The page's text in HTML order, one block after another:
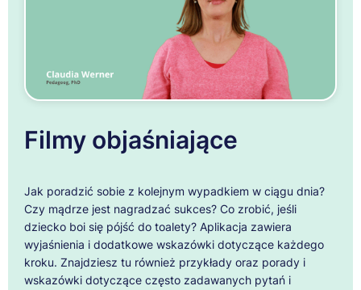
Filmy objaśniające
Jak poradzić sobie z kolejnym wypadkiem w ciągu dnia?
Czy mądrze jest nagradzać sukces? Co zrobić, jeśli
dziecko boi się pójść do toalety? Aplikacja zawiera
wyjaśnienia i dodatkowe wskazówki dotyczące każdego
kroku. Znajdziesz tu również przykłady oraz porady i
wskazówki dotyczące często zadawanych pytań i